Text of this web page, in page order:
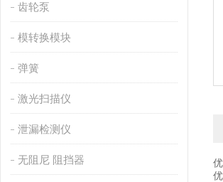
齿轮泵
模转换模块
弹簧
激光扫描仪
泄漏检测仪
无阻尼 阻挡器